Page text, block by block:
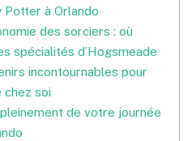
Potter à Orlando
des sorciers : où
spécialités d’Hogsmeade
incontournables pour
chez soi
de votre journée